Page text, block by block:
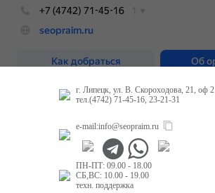
г. Липецк, ул. В. Скороходова, 21, оф 2
тел.(4742) 71-45-16, 23-21-31
e-mail:info@seopraim.ru
ПН-ПТ: 09.00 - 18.00
СБ,ВС: 10.00 - 19.00
техн. поддержка